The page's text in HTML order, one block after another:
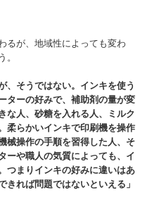
るが、地域性によっても変わ
。
、そうではない。インキを使う
ターの好みで、補助剤の量が変
な人、砂糖を入れる人、ミルク
柔らかいインキで印刷機を操作
械操作の手順を習得した人、そ
ーや職人の気質によっても、イ
つまりインキの好みに違いはあ
きれば問題ではないといえる」